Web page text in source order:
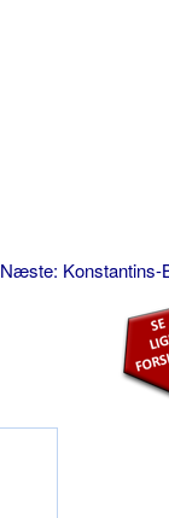
Næste: Konstantins-